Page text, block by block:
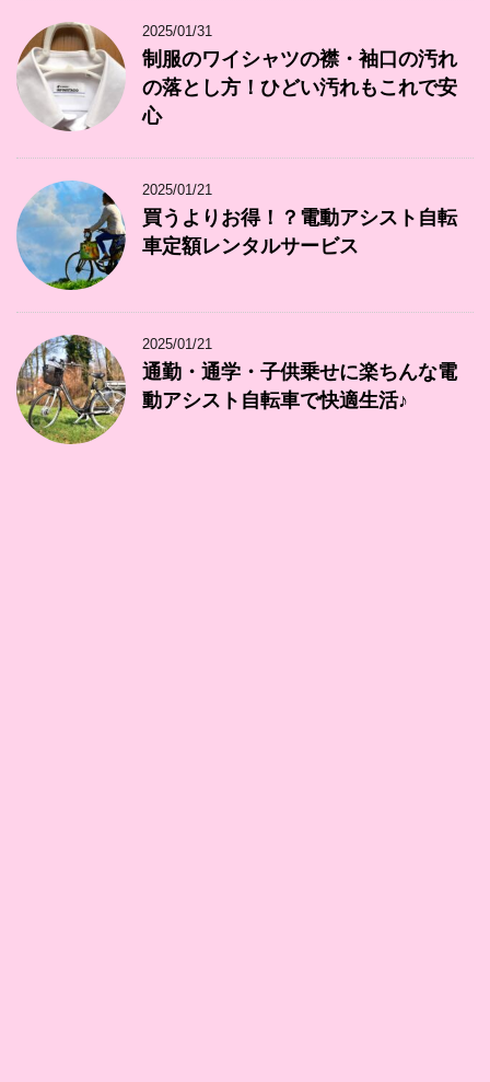
2025/01/31
制服のワイシャツの襟・袖口の汚れ
の落とし方！ひどい汚れもこれで安
心
2025/01/21
買うよりお得！？電動アシスト自転
車定額レンタルサービス
2025/01/21
通勤・通学・子供乗せに楽ちんな電
動アシスト自転車で快適生活♪